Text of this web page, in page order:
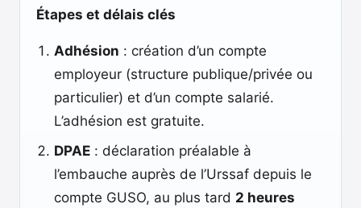
Étapes et délais clés
Adhésion : création d’un compte
employeur (structure publique/privée ou
particulier) et d’un compte salarié.
L’adhésion est gratuite.
DPAE : déclaration préalable à
l’embauche auprès de l’Urssaf depuis le
compte GUSO, au plus tard 2 heures